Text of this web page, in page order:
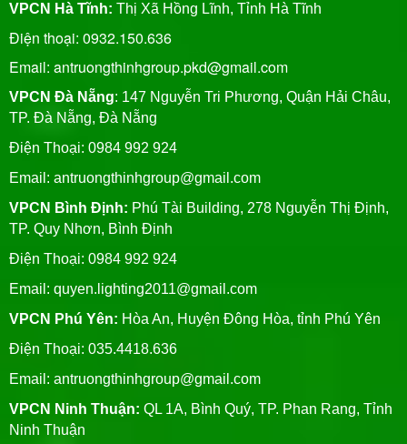
VPCN Hà Tĩnh: Thị Xã Hồng Lĩnh, Tỉnh Hà Tĩnh
Điện thoại: 0932.150.636
Email: antruongthinhgroup.pkd@gmail.com
VPCN Đà Nẵng: 147 Nguyễn Tri Phương, Quận Hải Châu,
TP. Đà Nẵng, Đà Nẵng
Điện Thoại: 0984 992 924
Email: antruongthinhgroup@gmail.com
VPCN Bình Định: Phú Tài Building, 278 Nguyễn Thị Định,
TP. Quy Nhơn, Bình Định
Điện Thoại: 0984 992 924
Email: quyen.lighting2011@gmail.com
VPCN Phú Yên: Hòa An, Huyện Đông Hòa, tỉnh Phú Yên
Điện Thoại: 035.4418.636
Email: antruongthinhgroup@gmail.com
VPCN Ninh Thuận: QL 1A, Bình Quý, TP. Phan Rang, Tỉnh
Ninh Thuận